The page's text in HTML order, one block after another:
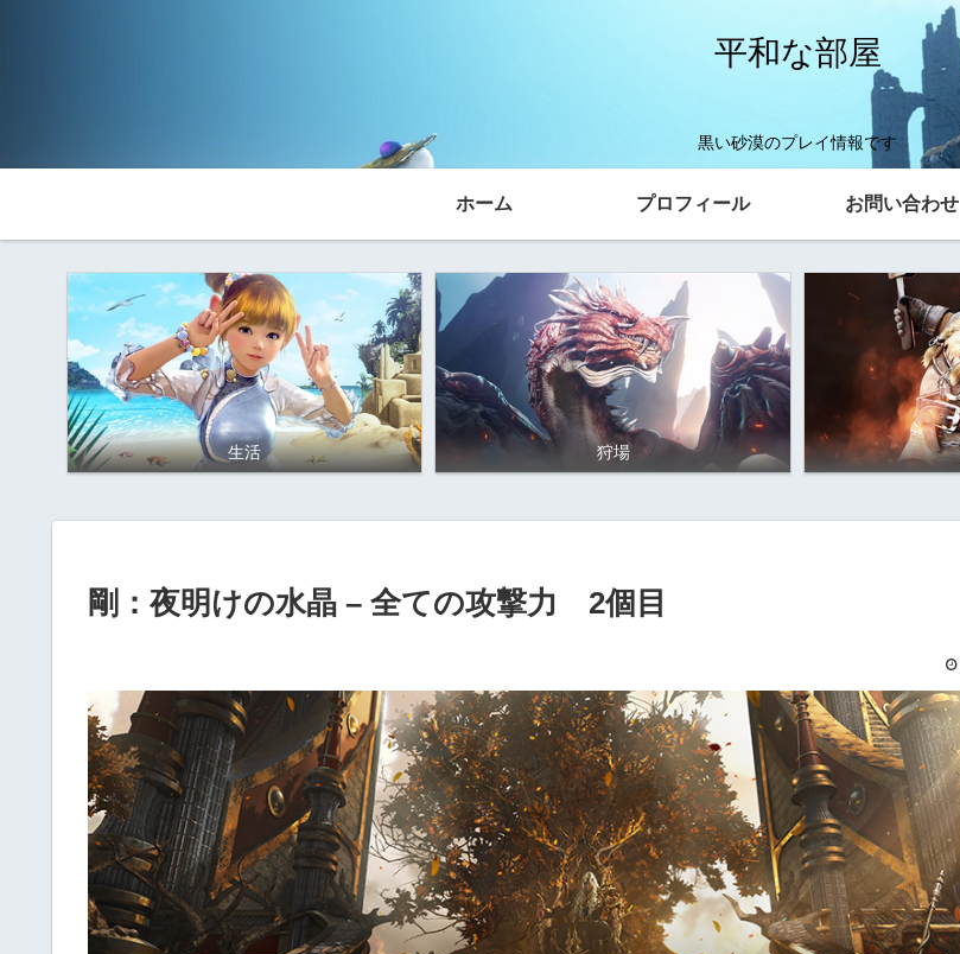
平和な部屋
黒い砂漠のプレイ情報です
ホーム プロフィール お問い合わせ
生活 狩場
剛：夜明けの水晶 – 全ての攻撃力 2個目